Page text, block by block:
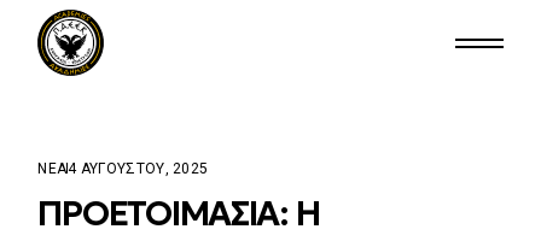
ΝΈΑ4 ΑΥΓΟΎΣΤΟΥ, 2025
ΠΡΟΕΤΟΙΜΑΣΊΑ: Η